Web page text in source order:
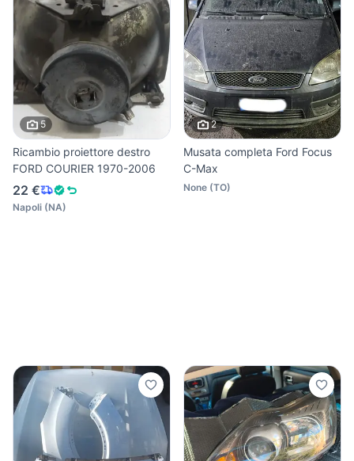
5
Ricambio proiettore destro
FORD COURIER 1970-2006
22 €
Napoli (NA)
2
Musata completa Ford Focus
C-Max
None (TO)